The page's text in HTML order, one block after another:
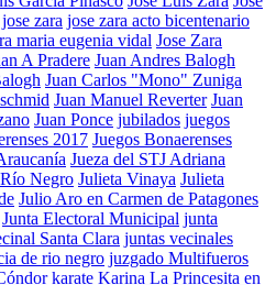
jose zara jose zara acto bicentenario
maria eugenia vidal Jose Zara
A Pradere Juan Andres Balogh
Juan Carlos "Mono" Zuniga
Juan Manuel Reverter Juan
Juan Ponce jubilados juegos
2017 Juegos Bonaerenses
Jueza del STJ Adriana
Negro Julieta Vinaya Julieta
Julio Aro en Carmen de Patagones
Junta Electoral Municipal junta
Santa Clara juntas vecinales
de rio negro juzgado Multifueros
karate Karina La Princesita en